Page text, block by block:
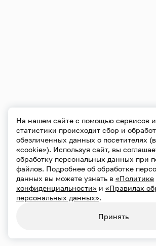
На нашем сайте с помощью сервисов
статистики происходит сбор и
обезличенных данных о посетителях
«cookie»). Используя сайт, вы
обработку персональных данных при
файлов. Подробнее об обработке
данных вы можете узнать в «Политике
конфиденциальности» и «Правилах
персональных данных».
Принять